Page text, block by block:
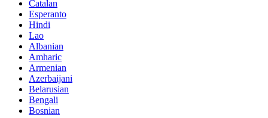
Catalan
Esperanto
Hindi
Lao
Albanian
Amharic
Armenian
Azerbaijani
Belarusian
Bengali
Bosnian